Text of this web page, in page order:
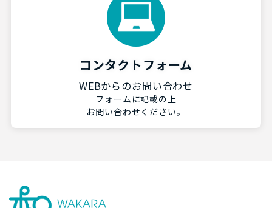
コンタクトフォーム
WEBからのお問い合わせ
フォームに記載の上
お問い合わせください。